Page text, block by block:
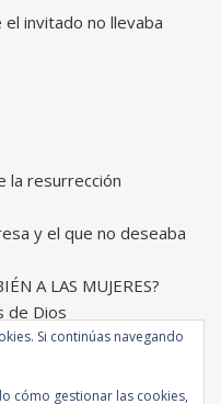
invitado no llevaba
la resurrección
y el que no deseaba
A LAS MUJERES?
de Dios
Si continúas navegando
cómo gestionar las cookies,